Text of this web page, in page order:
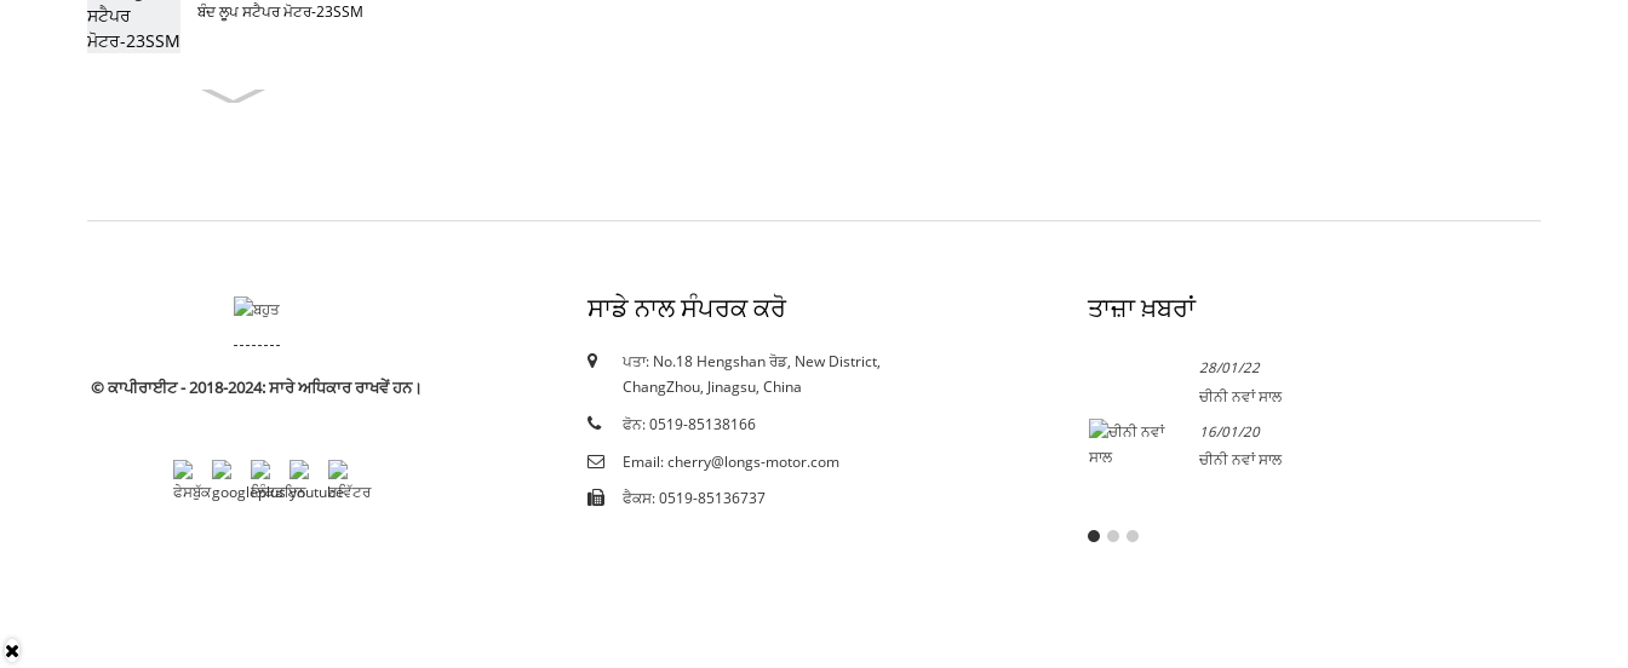
ਬੰਦ ਲੂਪ ਸਟੈਪਰ ਮੋਟਰ-23SSM
© ਕਾਪੀਰਾਈਟ - 2018-2024: ਸਾਰੇ ਅਧਿਕਾਰ ਰਾਖਵੇਂ ਹਨ।
ਸਾਡੇ ਨਾਲ ਸੰਪਰਕ ਕਰੋ
ਪਤਾ: No.18 Hengshan ਰੋਡ, New District,
ChangZhou, Jinagsu, China
ਫੋਨ: 0519-85138166
Email: cherry@longs-motor.com
ਫੈਕਸ: 0519-85136737
ਤਾਜ਼ਾ ਖ਼ਬਰਾਂ
18/10/19
ਸਰਟੀਫਿਕੇਟ
28/01/22
ਚੀਨੀ ਨਵਾਂ ਸਾਲ
16/01/20
ਚੀਨੀ ਨਵਾਂ ਸਾਲ